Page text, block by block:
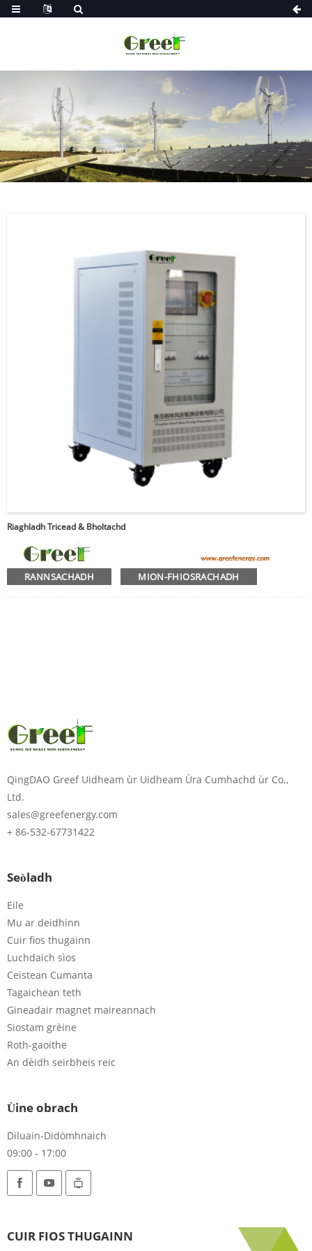
Riaghladh Tricead & Bholtachd
RANNSACHADH MION-FHIOSRACHADH
QingDAO Greef Uidheam ùr Uidheam Ùra Cumhachd ùr Co.,
Ltd.
sales@greefenergy.com
+ 86-532-67731422
Seòladh
Eile
Mu ar deidhinn
Cuir fios thugainn
Luchdaich sìos
Ceistean Cumanta
Tagaichean teth
Gineadair magnet maireannach
Siostam grèine
Roth-gaoithe
An dèidh seirbheis reic
Ùine obrach
Diluain-Didòmhnaich
09:00 - 17:00
CUIR FIOS THUGAINN